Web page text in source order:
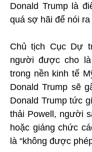
Donald Trump là
quá sợ hãi để nói ra
Chủ tịch Cục Dự
người được cho
trong nền kinh tế
Donald Trump sẽ
Donald Trump tức
thải Powell, người
hoặc giáng chức
là “không được